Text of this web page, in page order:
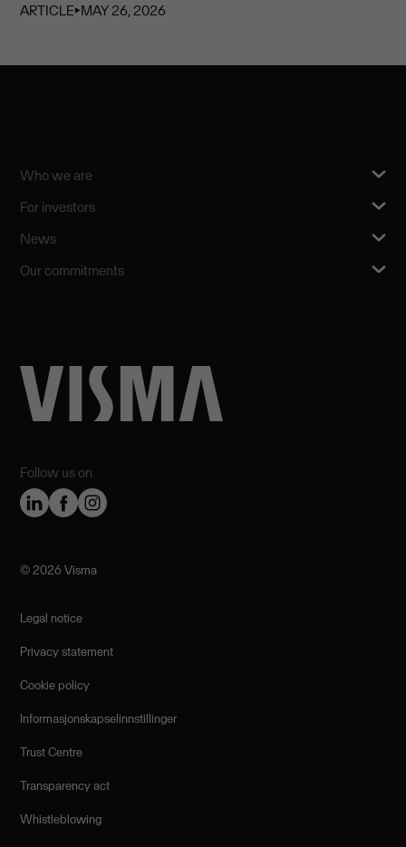
ARTICLE⏵MAY 26, 2026
Follow us on
Who we are
For investors
News
Our commitments
©️ 2026 Visma
Legal notice
Privacy statement
Cookie policy
Informasjonskapselinnstillinger
Trust Centre
Transparency act
Whistleblowing